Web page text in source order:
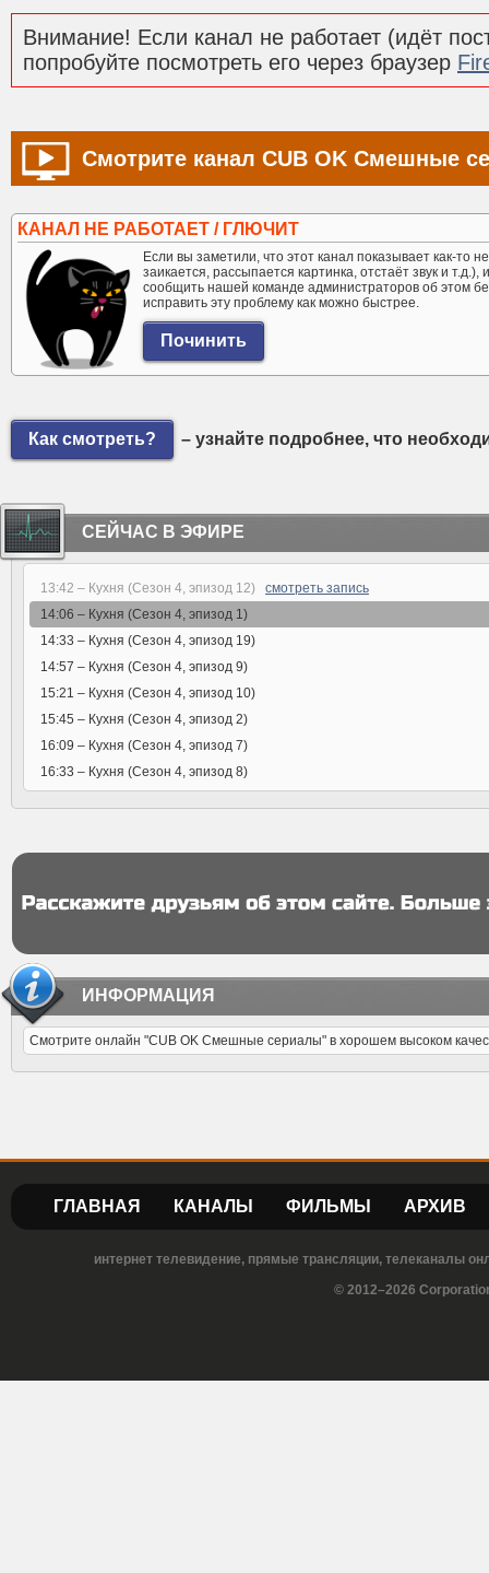
Внимание! Если канал не работает (идёт
попробуйте посмотреть его через браузер
Смотрите канал CUB OK Смешные
КАНАЛ НЕ РАБОТАЕТ / ГЛЮЧИТ
Если вы заметили, что этот канал показывает как-то
заикается, рассыпается картинка, отстаёт звук и
сообщить нашей команде администраторов об этом
исправить эту проблему как можно быстрее.
Как смотреть? – узнайте подробнее, что
СЕЙЧАС В ЭФИРЕ
13:42 – Кухня (Сезон 4, эпизод 12) смотреть запись
14:06 – Кухня (Сезон 4, эпизод 1)
14:33 – Кухня (Сезон 4, эпизод 19)
14:57 – Кухня (Сезон 4, эпизод 9)
15:21 – Кухня (Сезон 4, эпизод 10)
15:45 – Кухня (Сезон 4, эпизод 2)
16:09 – Кухня (Сезон 4, эпизод 7)
16:33 – Кухня (Сезон 4, эпизод 8)
ИНФОРМАЦИЯ
Смотрите онлайн "CUB OK Смешные сериалы" в хорошем высоком
ГЛАВНАЯ КАНАЛЫ ФИЛЬМЫ АРХИВ
интернет телевидение, прямые трансляции, телеканалы
© 2012–2026